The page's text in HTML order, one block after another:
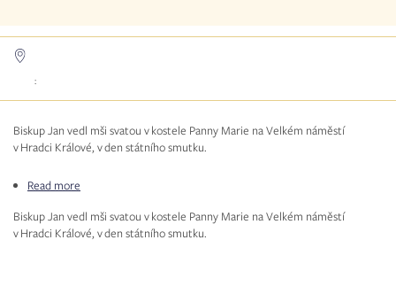
:
Biskup Jan vedl mši svatou v kostele Panny Marie na Velkém náměstí
v Hradci Králové, v den státního smutku.
Read more
za
oběti
Biskup Jan vedl mši svatou v kostele Panny Marie na Velkém náměstí
v Hradci Králové, v den státního smutku.